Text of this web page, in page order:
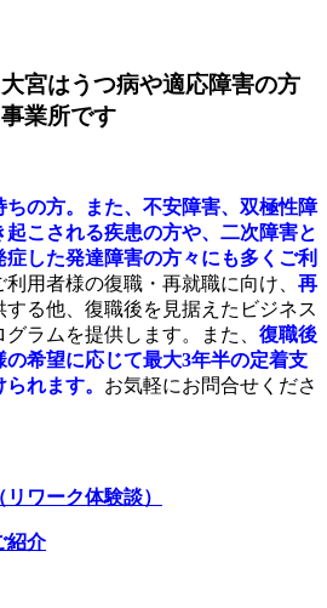
宮はうつ病や適応障害の方
業所です
ちの方。また、不安障害、双極性障
こされる疾患の方や、二次障害と
した発達障害の方々にも多くご利
利用者様の復職・再就職に向け、 再
する他、復職後を見据えたビジネス
ラムを提供します。また、 復職後
希望に応じて最大3年半の定着支
れます。 お気軽にお問合せくださ
ワーク体験談）
紹介